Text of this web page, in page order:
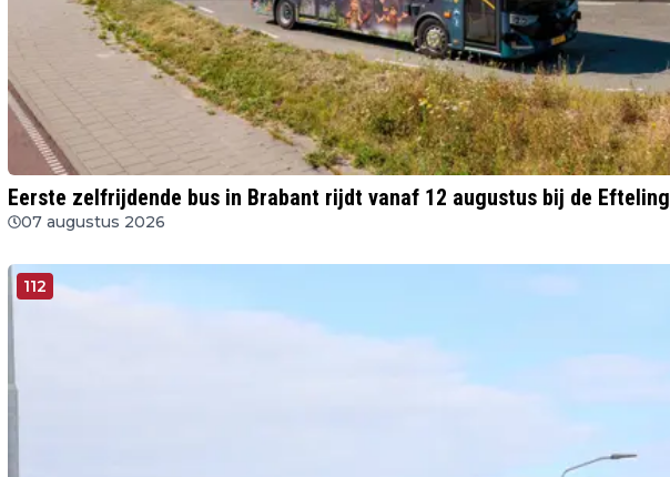
Eerste zelfrijdende bus in Brabant rijdt vanaf 12 augustus bij de Efteling
07 augustus 2026
112